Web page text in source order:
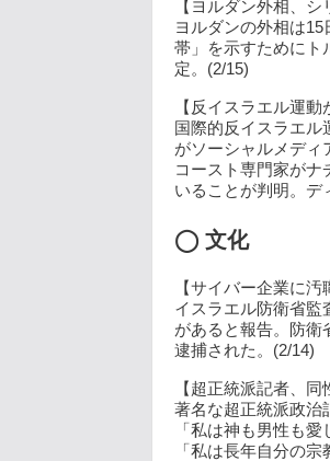
【ヨルダン外相、
ヨルダンの外相は
帯」を示すためにト
定。(2/15)
【反イスラエル運
国際的反イスラエル
がソーシャルメディ
コースト専門家がナ
いることが判明。デ
◯ 文化
【サイバー企業に
イスラエル防衛省監
があると報告。防衛
逮捕された。(2/14)
【超正統派記者、
著名な超正統派政治
「私は神も男性も
「私は長年自分の